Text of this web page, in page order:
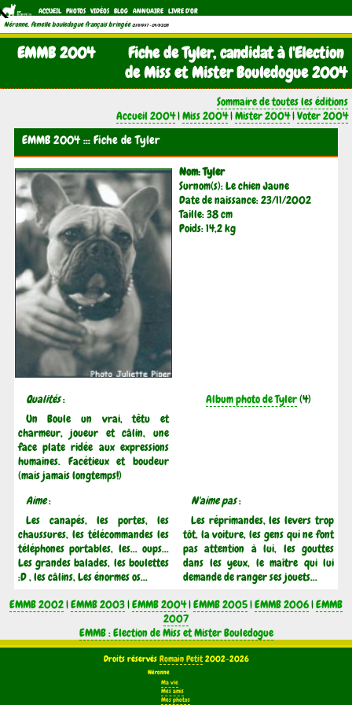
ACCUEIL PHOTOS VIDÉOS BLOG ANNUAIRE LIVRE D'OR
Néronne, femelle bouledogue français bringée (21/11/1997 - 04/11/2011)
EMMB 2004
Fiche de Tyler, candidat à l'Election
de Miss et Mister Bouledogue 2004
Sommaire de toutes les éditions
Accueil 2004|Miss 2004|Mister 2004|Voter 2004
EMMB 2004 ::: Fiche de Tyler
Nom: Tyler
Surnom(s): Le chien Jaune
Date de naissance: 23/11/2002
Taille: 38 cm
Poids: 14,2 kg
Qualités:
Un Boule un vrai, têtu et
charmeur, joueur et câlin, une
face plate ridée aux expressions
humaines. Facétieux et boudeur
(mais jamais longtemps!)
Album photo de Tyler(4)
Aime:
Les canapés, les portes, les
chaussures, les télécommandes les
téléphones portables, les... oups...
Les grandes balades, les boulettes
:D , les câlins, Les énormes os...
N'aime pas:
Les réprimandes, les levers trop
tôt, la voiture, les gens qui ne font
pas attention à lui, les gouttes
dans les yeux, le maître qui lui
demande de ranger ses jouets...
EMMB 2002|EMMB 2003|EMMB 2004|EMMB 2005|EMMB 2006|EMMB
2007
EMMB : Election de Miss et Mister Bouledogue
Droits réservés Romain Petit2002-2026
Néronne
Ma vie
Mes amis
Mes photos